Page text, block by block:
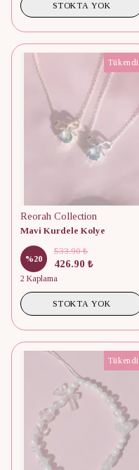
STOKTA YOK
Tükendi
Reorah Collection
Mavi Kurdele Kolye
%20
533.90 ₺
426.90 ₺
2 Kaplama
STOKTA YOK
Tükendi